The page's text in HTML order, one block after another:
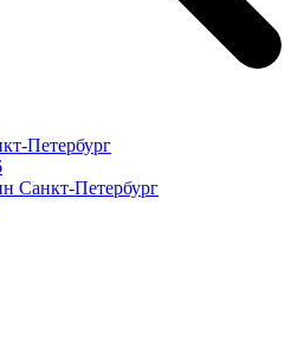
Петербург
Санкт-Петербург